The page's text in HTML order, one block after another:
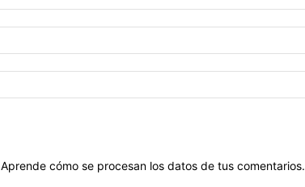
Aprende cómo se procesan los datos de tus comentarios.